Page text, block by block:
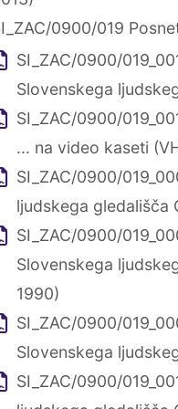
0900/019
SI_ZAC/0900/
Slovenskega
SI_ZAC/0900/
... na video kaseti
SI_ZAC/0900/
ljudskega gledališča
SI_ZAC/0900/
Slovenskega
1990)
SI_ZAC/0900/
Slovenskega
SI_ZAC/0900/